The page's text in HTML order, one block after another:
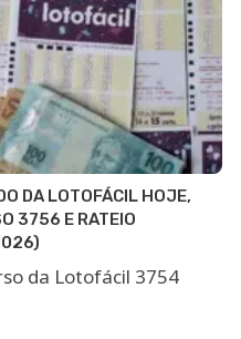
DA LOTOFÁCIL HOJE,
3756 E RATEIO